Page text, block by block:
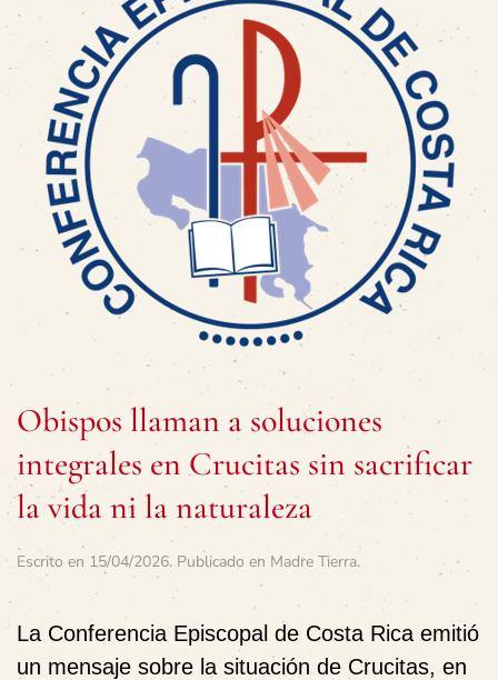
Obispos llaman a soluciones
integrales en Crucitas sin sacrificar
la vida ni la naturaleza
Escrito en 15/04/2026. Publicado en Madre Tierra.
La Conferencia Episcopal de Costa Rica emitió
un mensaje sobre la situación de Crucitas, en